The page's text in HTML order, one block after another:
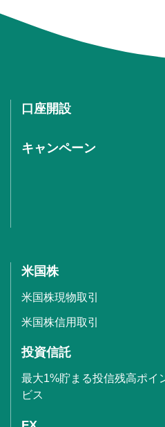
口座開設
キャンペーン
米国株
米国株現物取引
米国株信用取引
投資信託
最大1%貯まる投信残高ポイ
ビス